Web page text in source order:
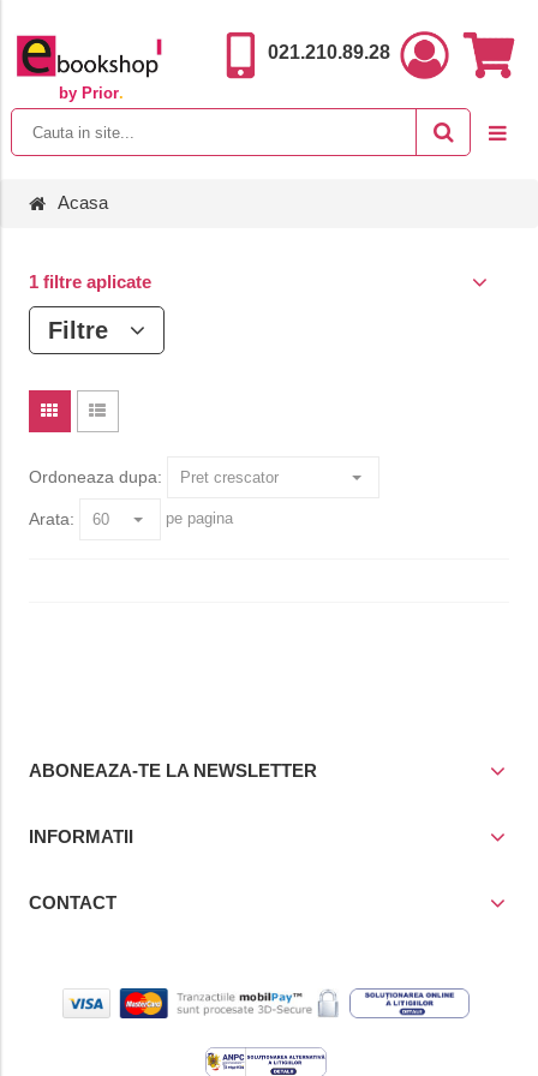
by Prior.
021.210.89.28
Acasa
1 filtre aplicate
Filtre
Ordoneaza dupa:
Arata: pe pagina
ABONEAZA-TE LA NEWSLETTER
INFORMATII
CONTACT